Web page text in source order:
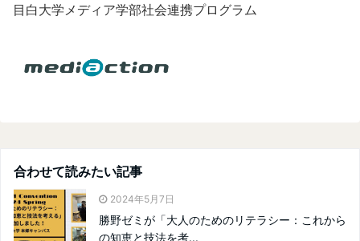
目白大学メディア学部社会連携プログラム
合わせて読みたい記事
2024年5月7日
勝野ゼミが「大人のためのリテラシー：これから
の知恵と技法を考...